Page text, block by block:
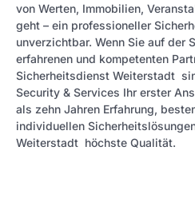
von Werten, Immobilien,
geht – ein professioneller
unverzichtbar. Wenn Sie auf der
erfahrenen und kompetenten
Sicherheitsdienst Weiterstadt
Security & Services Ihr erster
als zehn Jahren Erfahrung,
individuellen
Weiterstadt höchste Qualität.